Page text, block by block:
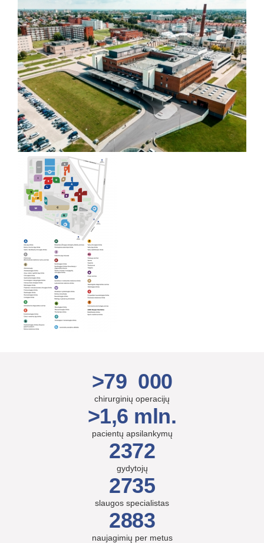
>79 000
chirurginių operacijų
>1,6 mln.
pacientų apsilankymų
2372
gydytojų
2735
slaugos specialistas
2883
naujagimių per metus